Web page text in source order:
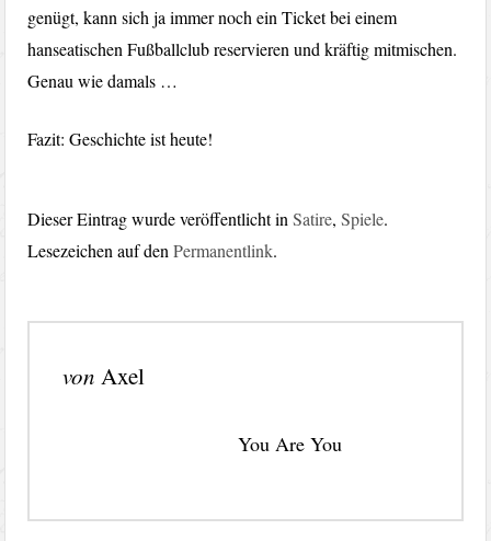
genügt, kann sich ja immer noch ein Ticket bei einem
hanseatischen Fußballclub reservieren und kräftig mitmischen.
Genau wie damals …
Fazit: Geschichte ist heute!
Dieser Eintrag wurde veröffentlicht inSatire,Spiele.
Lesezeichen auf denPermanentlink.
vonAxel
You Are You